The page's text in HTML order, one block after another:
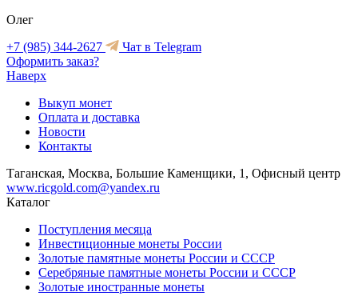
Олег
+7 (985) 344-2627
Чат в Telegram
Оформить заказ?
Наверх
Выкуп монет
Оплата и доставка
Новости
Контакты
Таганская, Москва, Большие Каменщики, 1, Офисный центр
www.ricgold.com@yandex.ru
Каталог
Поступления месяца
Инвестиционные монеты России
Золотые памятные монеты России и СССР
Серебряные памятные монеты России и СССР
Золотые иностранные монеты